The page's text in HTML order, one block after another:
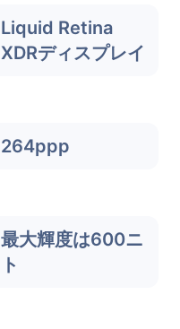
Liquid Retina
XDRディスプレイ
264ppp
最大輝度は600ニ
ト